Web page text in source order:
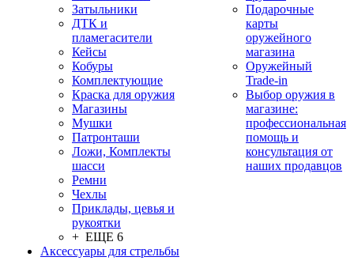
Затыльники
ДТК и
пламегасители
Кейсы
Кобуры
Комплектующие
Краска для оружия
Магазины
Мушки
Патронташи
Ложи, Комплекты
шасси
Ремни
Чехлы
Приклады, цевья и
рукоятки
+ ЕЩЕ 6
Аксессуары для стрельбы
Подарочные
карты
оружейного
магазина
Оружейный
Trade-in
Выбор оружия в
магазине:
профессиональная
помощь и
консультация от
наших продавцов